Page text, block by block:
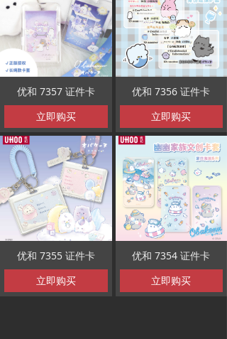
优和 7357 证件卡
立即购买
优和 7356 证件卡
立即购买
优和 7355 证件卡
立即购买
优和 7354 证件卡
立即购买